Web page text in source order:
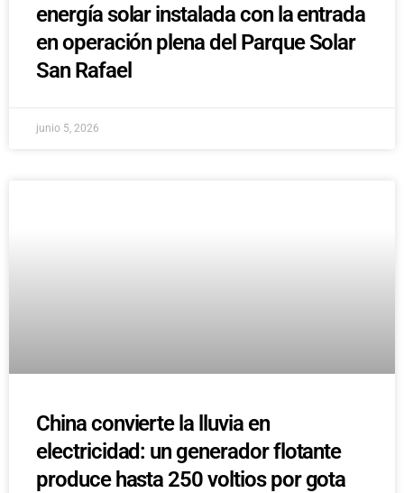
energía solar instalada con la entrada
en operación plena del Parque Solar
San Rafael
junio 5, 2026
China convierte la lluvia en
electricidad: un generador flotante
produce hasta 250 voltios por gota